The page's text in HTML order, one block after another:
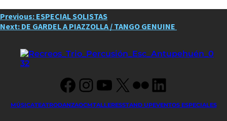
Post
navigation
Previous: ESPECIAL SOLISTAS
Next: DE GARDEL A PIAZZOLLA / TANGO GENUINE
Facebook
Instagram
YouTube
X FlickrLinkedIn
MÚSICATEATRODANZAOCMTALLERESSTAND UPEVENTOS ESPECIALES